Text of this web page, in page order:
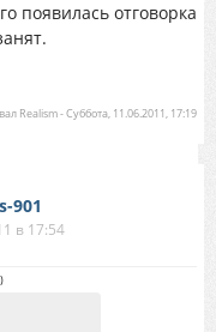
появилась отговорка
Realism-Суббота, 11.06.2011, 17:19
901
в 17:54
)